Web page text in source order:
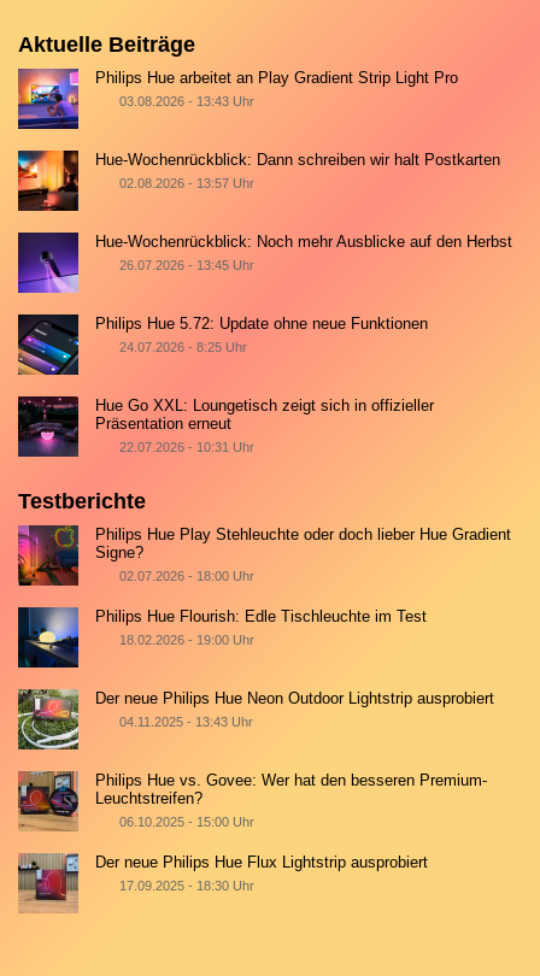
Aktuelle Beiträge
Philips Hue arbeitet an Play Gradient Strip Light Pro
03.08.2026 - 13:43 Uhr
Hue-Wochenrückblick: Dann schreiben wir halt Postkarten
02.08.2026 - 13:57 Uhr
Hue-Wochenrückblick: Noch mehr Ausblicke auf den Herbst
26.07.2026 - 13:45 Uhr
Philips Hue 5.72: Update ohne neue Funktionen
24.07.2026 - 8:25 Uhr
Hue Go XXL: Loungetisch zeigt sich in offizieller
Präsentation erneut
22.07.2026 - 10:31 Uhr
Testberichte
Philips Hue Play Stehleuchte oder doch lieber Hue Gradient
Signe?
02.07.2026 - 18:00 Uhr
Philips Hue Flourish: Edle Tischleuchte im Test
18.02.2026 - 19:00 Uhr
Der neue Philips Hue Neon Outdoor Lightstrip ausprobiert
04.11.2025 - 13:43 Uhr
Philips Hue vs. Govee: Wer hat den besseren Premium-
Leuchtstreifen?
06.10.2025 - 15:00 Uhr
Der neue Philips Hue Flux Lightstrip ausprobiert
17.09.2025 - 18:30 Uhr